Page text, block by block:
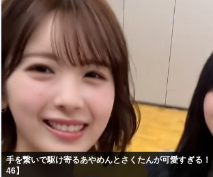
手を繋いで駆け寄るあやめんとさくたんが可愛すぎる
46】